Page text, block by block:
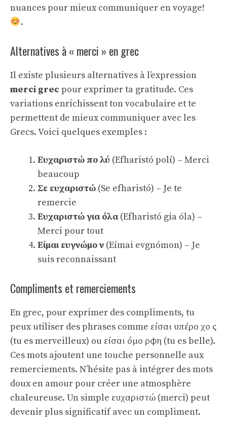
nuances pour mieux communiquer en voyage!
.
Alternatives à « merci » en grec
Il existe plusieurs alternatives à l’expression
merci grec pour exprimer ta gratitude. Ces
variations enrichissent ton vocabulaire et te
permettent de mieux communiquer avec les
Grecs. Voici quelques exemples :
Ευχαριστώ πο λύ (Efharistó polí) – Merci
beaucoup
Σε ευχαριστώ (Se efharistó) – Je te
remercie
Ευχαριστώ για όλα(Efharistó gia óla) –
Merci pour tout
Είμαι ευγνώμο ν (Eímai evgnómon) – Je
suis reconnaissant
Compliments et remerciements
En grec, pour exprimer des compliments, tu
peux utiliser des phrases comme είσαι υπέρο χο ς
(tu es merveilleux) ou είσαι όμο ρφη (tu es belle).
Ces mots ajoutent une touche personnelle aux
remerciements. N’hésite pas à intégrer desmots
doux en amourpour créer une atmosphère
chaleureuse. Un simple ευχαριστώ (merci) peut
devenir plus significatif avec un compliment.